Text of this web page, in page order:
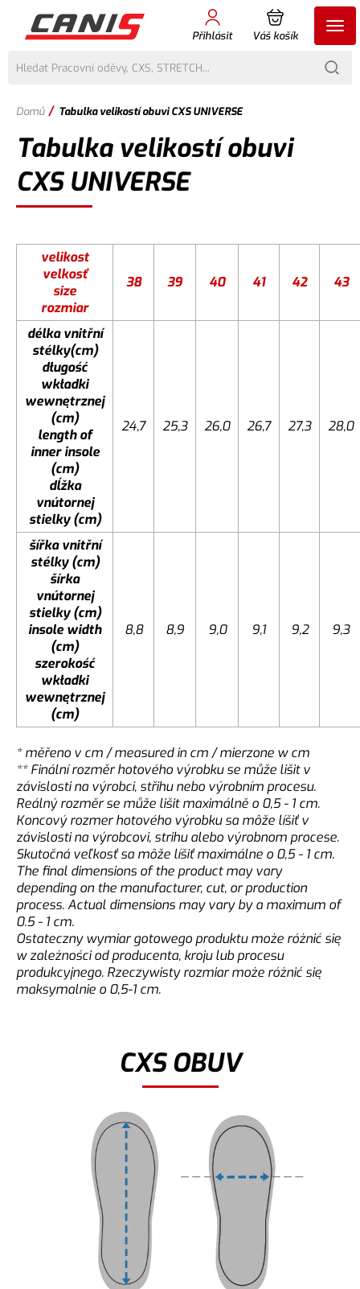
Přihlásit Váš košík
Domů / Tabulka velikostí obuvi CXS UNIVERSE
Tabulka velikostí obuvi
CXS UNIVERSE
velikost
velkosť
size
rozmiar
38 39 40 41 42 43
délka vnitřní
stélky(cm)
długość
wkładki
wewnętrznej
(cm)
length of
inner insole
(cm)
dĺžka
vnútornej
stielky (cm)
24,7 25,3 26,0 26,7 27,3 28,0
šířka vnitřní
stélky (cm)
šírka
vnútornej
stielky (cm)
insole width
(cm)
szerokość
wkładki
wewnętrznej
(cm)
8,8 8,9 9,0 9,1 9,2 9,3
* měřeno v cm / measured in cm / mierzone w cm
** Finální rozměr hotového výrobku se může lišit v
závislosti na výrobci, střihu nebo výrobním procesu.
Reálný rozměr se může lišit maximálně o 0,5 - 1 cm.
Koncový rozmer hotového výrobku sa môže líšiť v
závislosti na výrobcovi, strihu alebo výrobnom procese.
Skutočná veľkosť sa môže líšiť maximálne o 0,5 - 1 cm.
The final dimensions of the product may vary
depending on the manufacturer, cut, or production
process. Actual dimensions may vary by a maximum of
0.5 - 1 cm.
Ostateczny wymiar gotowego produktu może różnić się
w zależności od producenta, kroju lub procesu
produkcyjnego. Rzeczywisty rozmiar może różnić się
maksymalnie o 0,5-1 cm.
CXS OBUV